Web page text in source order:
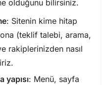
olduğunu bilirsiniz.
: Sitenin kime hitap
(teklif talebi, arama,
rakiplerinizden nasıl
yapısı: Menü, sayfa